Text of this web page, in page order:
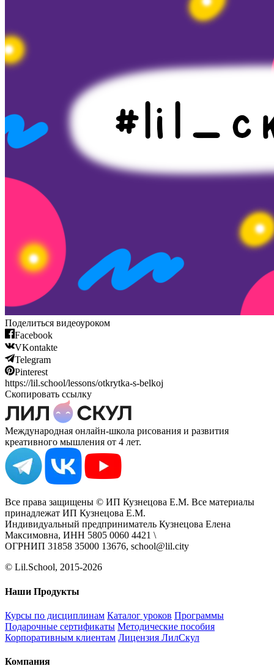
Поделиться видеоуроком
Facebook
VKontakte
Telegram
Pinterest
https://lil.school/lessons/otkrytka-s-belkoj
Скопировать ссылку
Международная онлайн-школа рисования и развития
креативного мышления от 4 лет.
Все права защищены © ИП Кузнецова Е.М. Все материалы
принадлежат ИП Кузнецова Е.М.
Индивидуальный предприниматель Кузнецова Елена
Максимовна, ИНН 5805 0060 4421 \
ОГРНИП 31858 35000 13676, school@lil.city
© Lil.School, 2015‐2026
Наши Продукты
Курсы по дисциплинам Каталог уроков Программы
Подарочные сертификаты Методические пособия
Корпоративным клиентам Лицензия ЛилСкул
Компания